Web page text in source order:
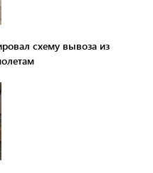
схему вывоза из